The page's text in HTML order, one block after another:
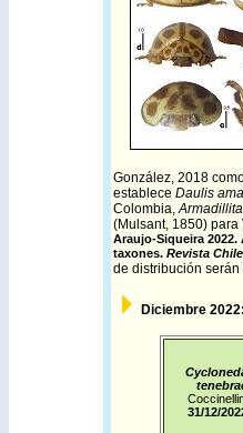
González, 2018
establece Daulis
Colombia,
(Mulsant, 1850) para
Araujo-Siqueira
taxones. Revista
de distribución
Diciembre
31/12/